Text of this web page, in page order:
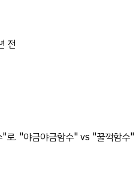
전
. "야금야금함수" vs "꿀꺽함수"